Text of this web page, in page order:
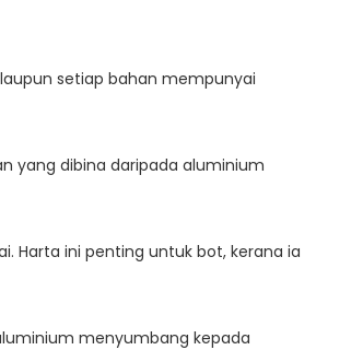
setiap bahan mempunyai
yang dibina daripada aluminium
Harta ini penting untuk bot, kerana ia
menyumbang kepada